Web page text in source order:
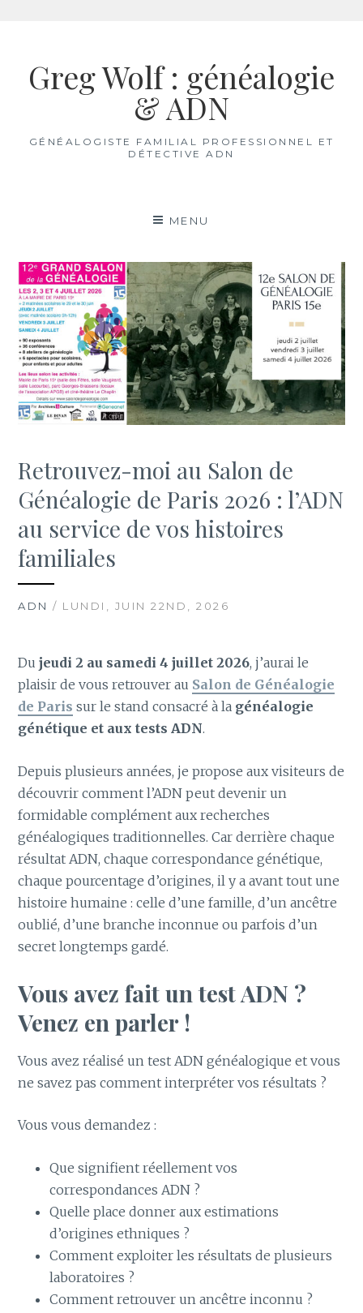
contenuGreg Wolf : généalogie
& ADN
GÉNÉALOGISTE FAMILIAL PROFESSIONNEL ET
DÉTECTIVE ADN
MENU
Retrouvez-moi au Salon de
Généalogie de Paris 2026 : l’ADN
au service de vos histoires
familiales
ADN / LUNDI, JUIN 22ND, 2026
Dujeudi 2 au samedi 4 juillet 2026, j’aurai le
plaisir de vous retrouver au Salon de Généalogie
de Paris sur le stand consacré à la généalogie
génétique et aux tests ADN.
Depuis plusieurs années, je propose aux visiteurs de
découvrir comment l’ADN peut devenir un
formidable complément aux recherches
généalogiques traditionnelles. Car derrière chaque
résultat ADN, chaque correspondance génétique,
chaque pourcentage d’origines, il y a avant tout une
histoire humaine : celle d’une famille, d’un ancêtre
oublié, d’une branche inconnue ou parfois d’un
secret longtemps gardé.
Vous avez fait un test ADN ?
Venez en parler !
Vous avez réalisé un test ADN généalogique et vous
ne savez pas comment interpréter vos résultats ?
Vous vous demandez :
Que signifient réellement vos
correspondances ADN ?
Quelle place donner aux estimations
d’origines ethniques ?
Comment exploiter les résultats de plusieurs
laboratoires ?
Comment retrouver un ancêtre inconnu ?